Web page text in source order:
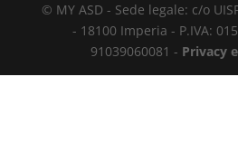
© MY ASD - Sede legale: c/o
- 18100 Imperia - P.IVA:
91039060081 - Privacy